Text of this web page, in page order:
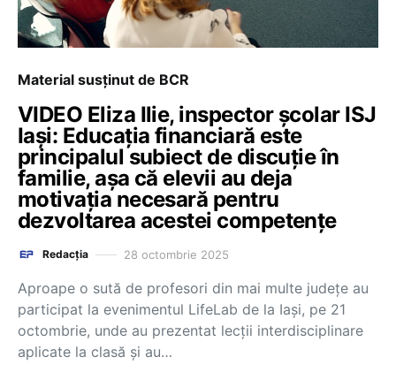
Material susținut de BCR
VIDEO Eliza Ilie, inspector școlar ISJ
Iași: Educația financiară este
principalul subiect de discuție în
familie, așa că elevii au deja
motivația necesară pentru
dezvoltarea acestei competențe
Redacția 28 octombrie 2025
Aproape o sută de profesori din mai multe județe au
participat la evenimentul LifeLab de la Iași, pe 21
octombrie, unde au prezentat lecții interdisciplinare
aplicate la clasă și au…